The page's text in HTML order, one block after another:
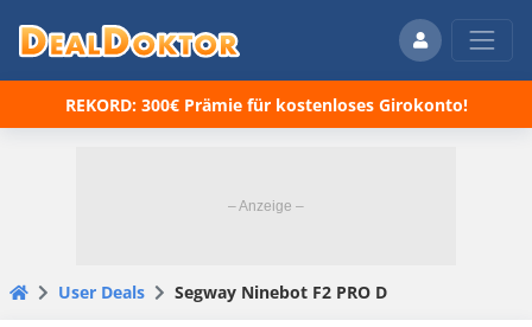
REKORD: 300€ Prämie für kostenloses Girokonto!
User Deals Segway Ninebot F2 PRO D